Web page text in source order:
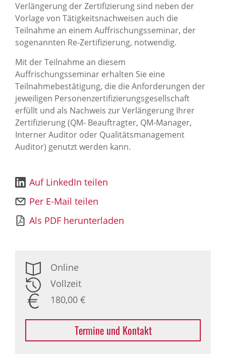
Verlängerung der Zertifizierung sind neben der
Vorlage von Tätigkeitsnachweisen auch die
Teilnahme an einem Auffrischungsseminar, der
sogenannten Re-Zertifizierung, notwendig.
Mit der Teilnahme an diesem
Auffrischungsseminar erhalten Sie eine
Teilnahmebestätigung, die die Anforderungen der
jeweiligen Personenzertifizierungsgesellschaft
erfüllt und als Nachweis zur Verlängerung Ihrer
Zertifizierung (QM- Beauftragter, QM-Manager,
Interner Auditor oder Qualitätsmanagement
Auditor) genutzt werden kann.
Auf LinkedIn teilen
Per E-Mail teilen
Als PDF herunterladen
Online
Vollzeit
180,00 €
Termine und Kontakt